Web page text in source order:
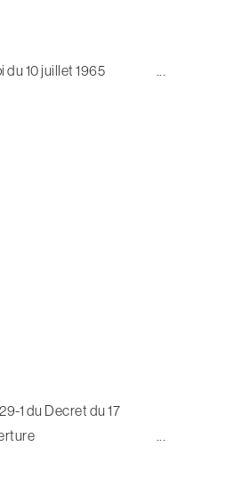
du 10 juillet 1965
1 du Decret du 17